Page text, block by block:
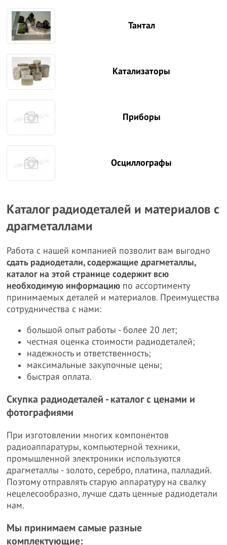
Тантал
Катализаторы
Приборы
Осциллографы
Каталог радиодеталей и материалов с
драгметаллами
Работа с нашей компанией позволит вам выгодно
сдать радиодетали, содержащие драгметаллы,
каталог на этой странице содержит всю
необходимую информацию по ассортименту
принимаемых деталей и материалов. Преимущества
сотрудничества с нами:
большой опыт работы - более 20 лет;
честная оценка стоимости радиодеталей;
надежность и ответственность;
максимальные закупочные цены;
быстрая оплата.
Скупка радиодеталей - каталог с ценами и
фотографиями
При изготовлении многих компонентов
радиоаппаратуры, компьютерной техники,
промышленной электроники используются
драгметаллы - золото, серебро, платина, палладий.
Поэтому отправлять старую аппаратуру на свалку
нецелесообразно, лучше сдать ценные радиодетали
нам.
Мы принимаем самые разные
комплектующие: